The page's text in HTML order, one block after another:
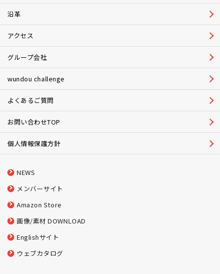
沿革
アクセス
グループ会社
wundou challenge
よくあるご質問
お問い合わせTOP
個人情報保護方針
NEWS
メンバーサイト
Amazon Store
画像/素材 DOWNLOAD
Englishサイト
ウェブカタログ